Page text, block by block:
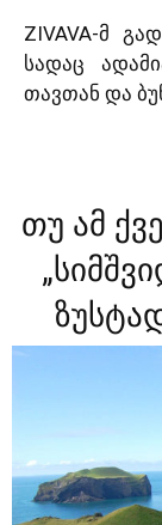
ZIVAVA-მ
სადაც
თავთან და
თუ ამ